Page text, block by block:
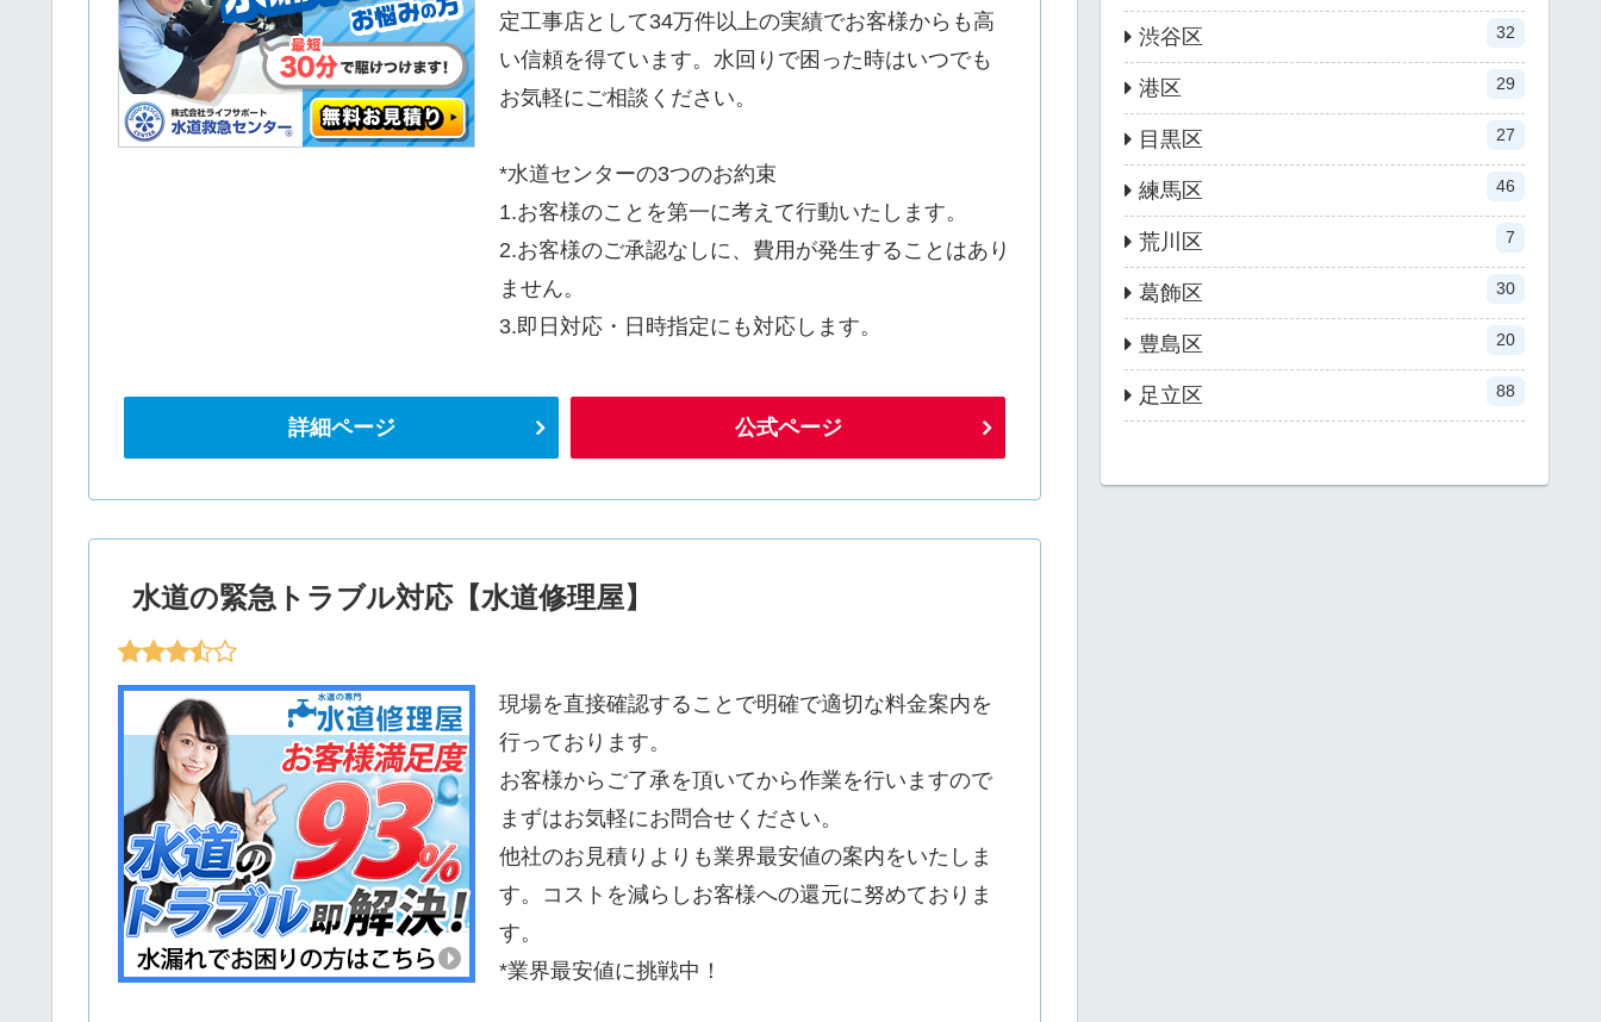
定工事店として34万件以上の実績でお客様からも高
い信頼を得ています。水回りで困った時はいつでも
お気軽にご相談ください。
*水道センターの3つのお約束
1.お客様のことを第一に考えて行動いたします。
2.お客様のご承認なしに、費用が発生することはあり
ません。
3.即日対応・日時指定にも対応します。
詳細ページ 公式ページ
水道の緊急トラブル対応【水道修理屋】
現場を直接確認することで明確で適切な料金案内を
行っております。
お客様からご了承を頂いてから作業を行いますので
まずはお気軽にお問合せください。
他社のお見積りよりも業界最安値の案内をいたしま
す。コストを減らしお客様への還元に努めておりま
す。
*業界最安値に挑戦中！
渋谷区 32
港区 29
目黒区 27
練馬区 46
荒川区 7
葛飾区 30
豊島区 20
足立区 88